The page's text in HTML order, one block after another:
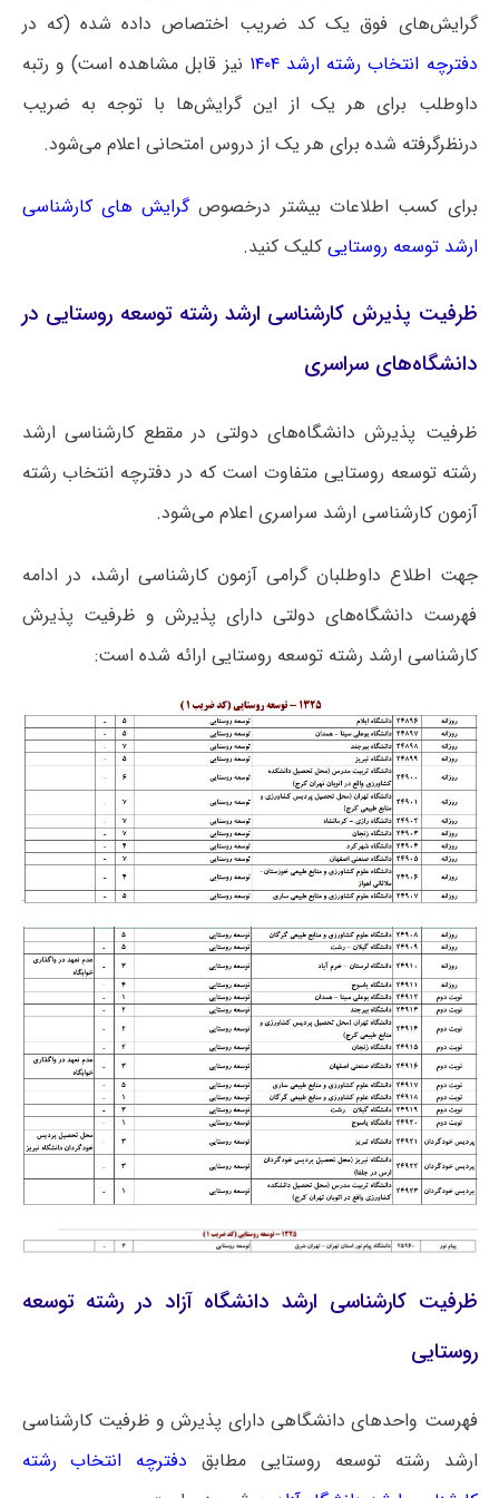
گرایش‌های فوق یک کد ضریب اختصاص داده شده (که در
دفترچه انتخاب رشته ارشد ۱۴۰۴
نیز قابل مشاهده است) و رتبه
داوطلب برای هر یک از این گرایش‌ها با توجه به ضریب
درنظرگرفته شده برای هر یک از دروس امتحانی اعلام می‌شود.
برای کسب اطلاعات بیشتر درخصوصگرایش های کارشناسی
ارشد توسعه روستایی کلیک کنید.
ظرفیت پذیرش کارشناسی ارشد رشته توسعه روستایی در
دانشگاه‌های سراسری
ظرفیت پذیرش دانشگاه‌های دولتی در مقطع کارشناسی ارشد
رشته توسعه روستایی متفاوت است که در دفترچه انتخاب رشته
آزمون کارشناسی ارشد سراسری اعلام می‌شود.
جهت اطلاع داوطلبان گرامی آزمون کارشناسی ارشد، در ادامه
فهرست دانشگاه‌های دولتی دارای پذیرش و ظرفیت پذیرش
کارشناسی ارشد رشته توسعه روستایی ارائه شده است:
ظرفیت کارشناسی ارشد دانشگاه آزاد در رشته توسعه
روستایی
فهرست واحدهای دانشگاهی دارای پذیرش و ظرفیت کارشناسی
ارشد رشته توسعه روستایی مطابق دفترچه انتخاب رشته